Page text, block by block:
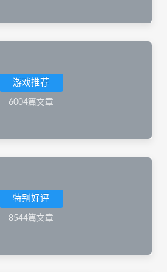
游戏推荐
6004篇文章
特别好评
8544篇文章